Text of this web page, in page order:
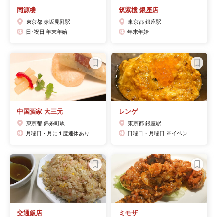
同源楼
東京都 赤坂見附駅
日･祝日 年末年始
筑紫樓 銀座店
東京都 銀座駅
年末年始
中国酒家 大三元
東京都 錦糸町駅
月曜日・月に１度連休あり
レンゲ
東京都 銀座駅
交通飯店 ミモザ